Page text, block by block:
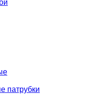
патрубки